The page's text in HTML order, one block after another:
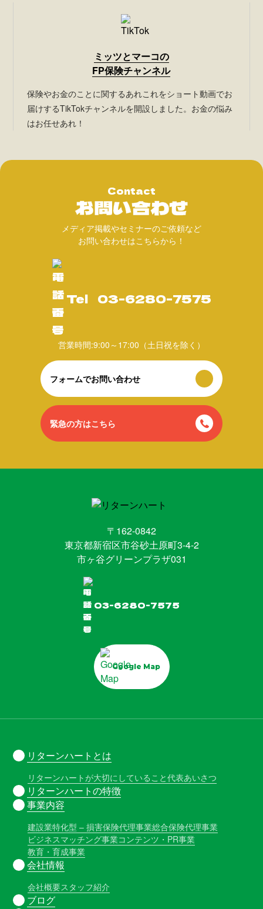
ミッツとマーコの
FP保険チャンネル
保険やお金のことに関するあれこれをショート動画でお
届けするTikTokチャンネルを開設しました。お金の悩み
はお任せあれ！
Contact
お問い合わせ
メディア掲載やセミナーのご依頼など
お問い合わせはこちらから！
Tel 03-6280-7575
営業時間:9:00～17:00（土日祝を除く）
フォームでお問い合わせ
緊急の方はこちら
〒162-0842
東京都新宿区市谷砂土原町3-4-2
市ヶ谷グリーンプラザ031
03-6280-7575
Google Map
リターンハートとは
リターンハートが大切にしていること代表あいさつ
リターンハートの特徴
事業内容
建設業特化型 – 損害保険代理事業総合保険代理事業
ビジネスマッチング事業コンテンツ・PR事業
教育・育成事業
会社情報
会社概要スタッフ紹介
ブログ